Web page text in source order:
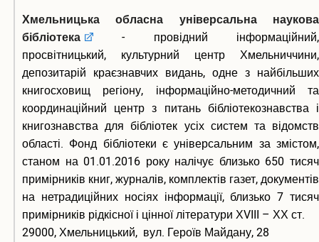
Хмельницька обласна універсальна наукова
бібліотека
- провідний інформаційний,
просвітницький, культурний центр Хмельниччини,
депозитарій краєзнавчих видань, одне з найбільших
книгосховищ регіону, інформаційно-методичний та
координаційний центр з питань бібліотекознавства і
книгознавства для бібліотек усіх систем та відомств
області. Фонд бібліотеки є універсальним за змістом,
станом на 01.01.2016 року налічує близько 650 тисяч
примірників книг, журналів, комплектів газет, документів
на нетрадиційних носіях інформації, близько 7 тисяч
примірників рідкісної і цінної літератури ХVІІІ – ХХ ст.
29000, Хмельницький, вул. Героїв Майдану, 28